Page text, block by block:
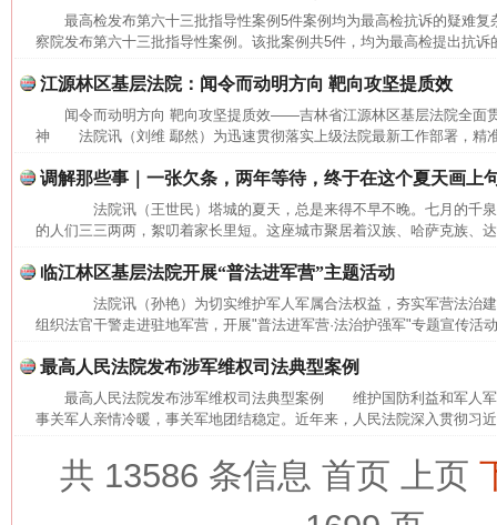
最高检发布第六十三批指导性案例5件案例均为最高检抗诉的疑
察院发布第六十三批指导性案例。该批案例共5件，均为最高检提出抗诉
江源林区基层法院：闻令而动明方向 靶向攻坚提质效
闻令而动明方向 靶向攻坚提质效——吉林省江源林区基层法院全面
神 法院讯（刘维 鄢然）为迅速贯彻落实上级法院最新工作部署，精
调解那些事｜一张欠条，两年等待，终于在这个夏天画上
法院讯（王世民）塔城的夏天，总是来得不早不晚。七月的千
的人们三三两两，絮叨着家长里短。这座城市聚居着汉族、哈萨克族、
临江林区基层法院开展“普法进军营”主题活动
法院讯（孙艳）为切实维护军人军属合法权益，夯实军营法治
组织法官干警走进驻地军营，开展"普法进军营·法治护强军"专题宣传活
最高人民法院发布涉军维权司法典型案例
最高人民法院发布涉军维权司法典型案例 维护国防利益和军人军
事关军人亲情冷暖，事关军地团结稳定。近年来，人民法院深入贯彻习
共 13586 条信息 首页 上页
网上购药对药下症？